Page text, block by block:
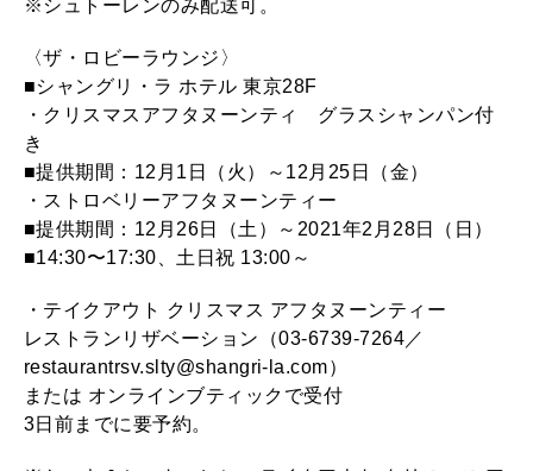
※シュトーレンのみ配送可。
〈ザ・ロビーラウンジ〉
■シャングリ・ラ ホテル 東京28F
・クリスマスアフタヌーンティ グラスシャンパン付
き
■提供期間：12月1日（火）～12月25日（金）
・ストロベリーアフタヌーンティー
■提供期間：12月26日（土）～2021年2月28日（日）
■14:30〜17:30、土日祝 13:00～
・テイクアウト クリスマス アフタヌーンティー
レストランリザベーション（03-6739-7264／
restaurantrsv.slty@shangri-la.com）
または オンラインブティックで受付
3日前までに要予約。